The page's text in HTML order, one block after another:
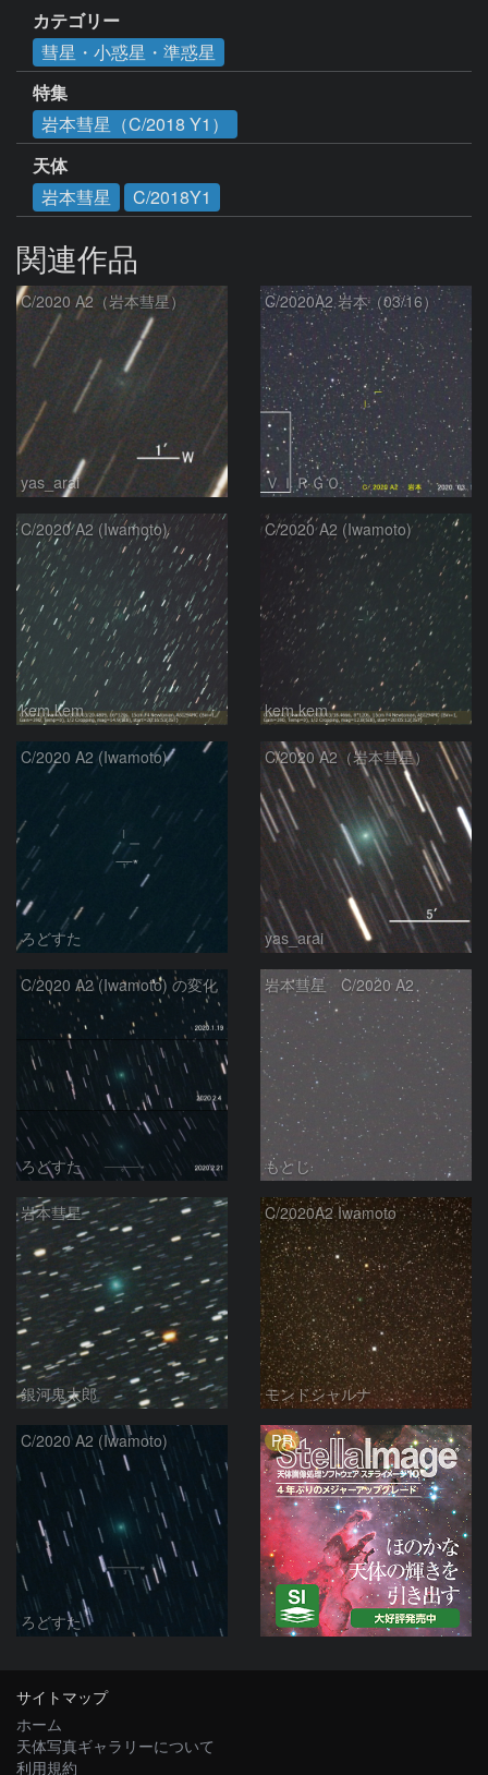
カテゴリー
彗星・小惑星・準惑星
特集
岩本彗星（C/2018 Y1）
天体
岩本彗星
C/2018Y1
関連作品
C/2020 A2（岩本彗星）
yas_arai
C/2020A2 岩本（03/16）
ＶＩＲＧＯ
C/2020 A2 (Iwamoto)
kem.kem
C/2020 A2 (Iwamoto)
kem.kem
C/2020 A2 (Iwamoto)
ろどすた
C/2020 A2（岩本彗星）
yas_arai
C/2020 A2 (Iwamoto) の変化
ろどすた
岩本彗星 C/2020 A2
もとじ
岩本彗星
銀河鬼太郎
C/2020A2 Iwamoto
モンドシャルナ
C/2020 A2 (Iwamoto)
ろどすた
PR
サイトマップ
ホーム
天体写真ギャラリーについて
利用規約